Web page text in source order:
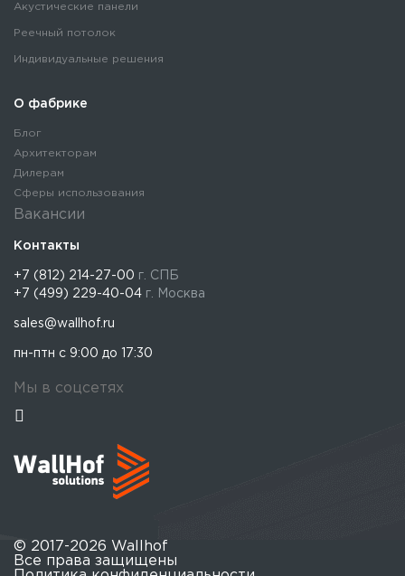
Контакты
+7 (812) 214-27-00 г. СПБ
+7 (499) 229-40-04 г. Москва
sales@wallhof.ru
пн-птн с 9:00 до 17:30
Мы в соцсетях
Акустические панели
Реечный потолок
Индивидуальные решения
О фабрике
Блог
Архитекторам
Дилерам
Сферы использования
Вакансии
© 2017-2026 Wallhof
Все права защищены